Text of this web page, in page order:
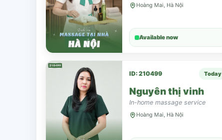
Hoàng Mai, Hà Nội
Available now
ID: 210499 Today
Nguyên thị vinh
In-home massage service
Hoàng Mai, Hà Nội